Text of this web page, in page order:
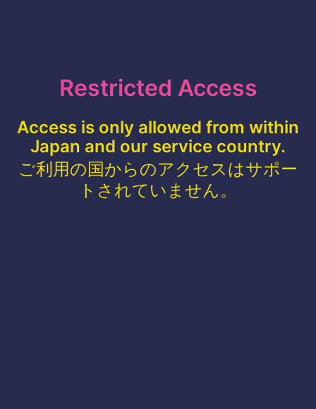
Restricted Access
Access is only allowed from within
Japan and our service country.
ご利用の国からのアクセスはサポー
トされていません。